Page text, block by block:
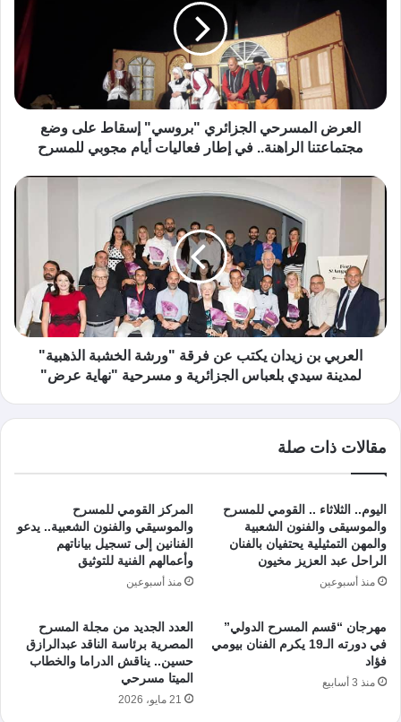
العرض المسرحي الجزائري "بروسي" إسقاط على وضع
مجتماعتنا الراهنة.. في إطار فعاليات أيام مجوبي للمسرح
العربي بن زيدان يكتب عن فرقة "ورشة الخشبة الذهبية"
لمدينة سيدي بلعباس الجزائرية و مسرحية "نهاية عرض"
مقالات ذات صلة
اليوم.. الثلاثاء .. القومي للمسرح
والموسيقى والفنون الشعبية
والمهن التمثيلية يحتفيان بالفنان
الراحل عبد العزيز مخيون
منذ أسبوعين
المركز القومي للمسرح
والموسيقي والفنون الشعبية.. يدعو
الفنانين إلى تسجيل بياناتهم
وأعمالهم الفنية للتوثيق
منذ أسبوعين
مهرجان “قسم المسرح الدولي”
في دورته الـ19 يكرم الفنان بيومي
فؤاد
منذ 3 أسابيع
العدد الجديد من مجلة المسرح
المصرية برئاسة الناقد عبدالرازق
حسين.. يناقش الدراما والخطاب
الميتا مسرحي
21 مايو، 2026